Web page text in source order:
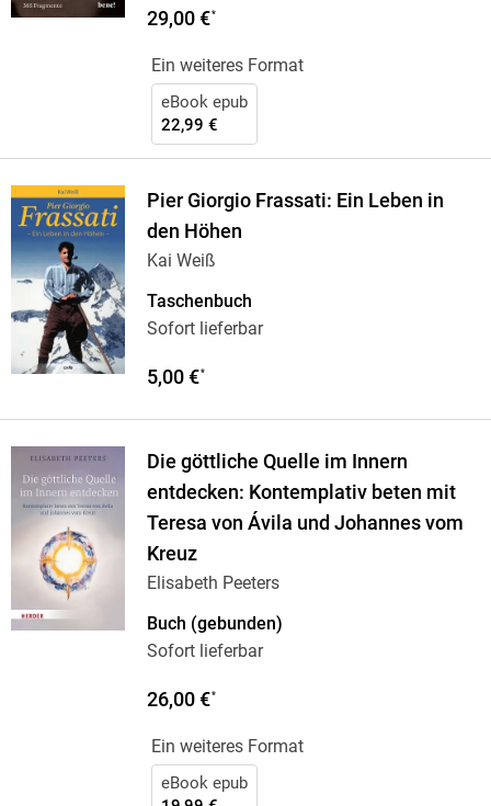
29,00 €*
Ein weiteres Format
eBook epub
22,99 €
Pier Giorgio Frassati: Ein Leben in
den Höhen
Kai Weiß
Taschenbuch
Sofort lieferbar
5,00 €*
Die göttliche Quelle im Innern
entdecken: Kontemplativ beten mit
Teresa von Ávila und Johannes vom
Kreuz
Elisabeth Peeters
Buch (gebunden)
Sofort lieferbar
26,00 €*
Ein weiteres Format
eBook epub